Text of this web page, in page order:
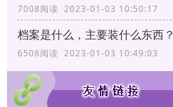
7008阅读 2023-01-03 10:50:17
档案是什么，主要装什么东西？
6508阅读 2023-01-03 10:49:03